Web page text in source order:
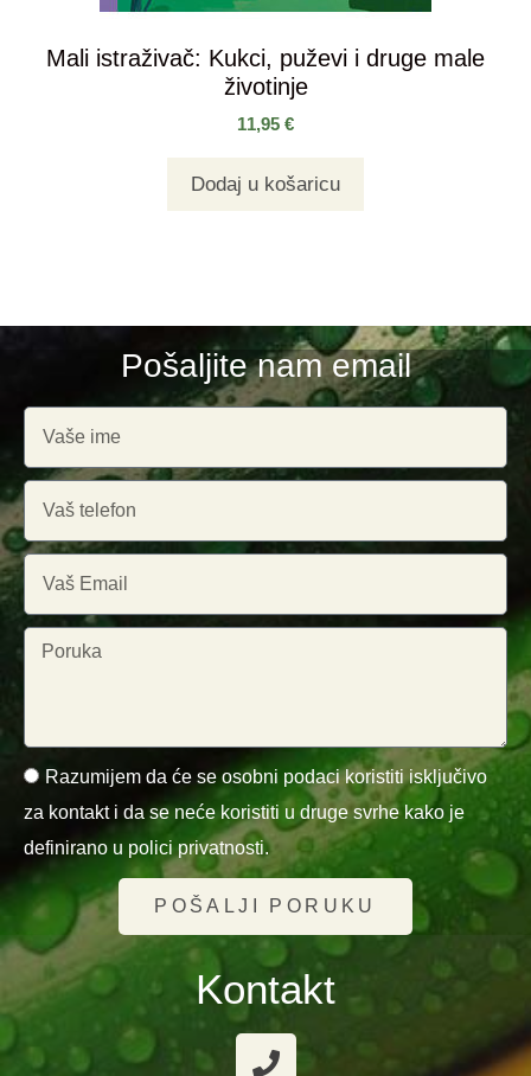
Mali istraživač: Kukci, puževi i druge male
životinje
11,95 €
Dodaj u košaricu
Pošaljite nam email
Razumijem da će se osobni podaci koristiti isključivo
za kontakt i da se neće koristiti u druge svrhe kako je
definirano u polici privatnosti.
POŠALJI PORUKU
Kontakt